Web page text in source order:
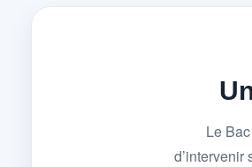
Le
d’intervenir